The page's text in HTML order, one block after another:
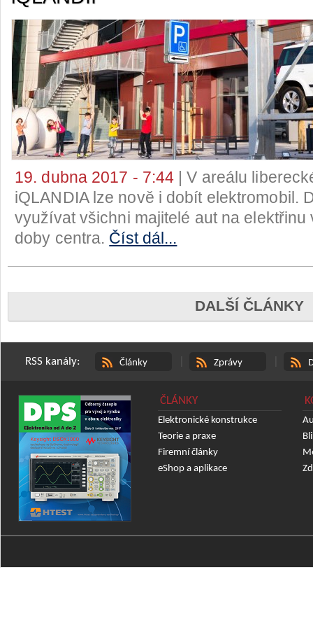
19. dubna 2017 - 7:44 | V areálu
iQLANDIA lze nově i dobít elektromobil.
využívat všichni majitelé aut na
doby centra. Číst dál...
DALŠÍ ČLÁNKY
RSS kanály: Články Zprávy
ČLÁNKY
Elektronické konstrukce
Teorie a praxe
Firemní články
eShop a aplikace